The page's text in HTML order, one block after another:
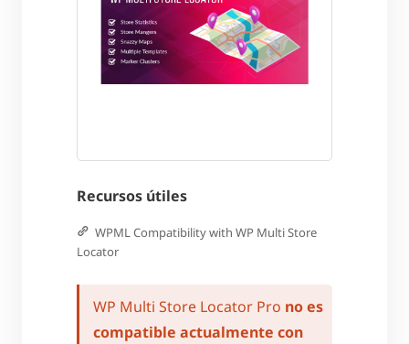
Recursos útiles
WPML Compatibility with WP Multi Store
Locator
WP Multi Store Locator Pro no es
compatible actualmente con